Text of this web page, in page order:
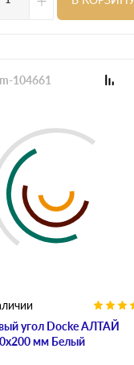
угол Docke АЛТАЙ
мм Белый
104661